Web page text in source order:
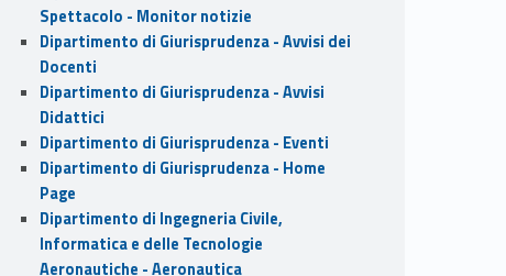
Spettacolo - Monitor notizie
Dipartimento di Giurisprudenza - Avvisi dei
Docenti
Dipartimento di Giurisprudenza - Avvisi
Didattici
Dipartimento di Giurisprudenza - Eventi
Dipartimento di Giurisprudenza - Home
Page
Dipartimento di Ingegneria Civile,
Informatica e delle Tecnologie
Aeronautiche - Aeronautica